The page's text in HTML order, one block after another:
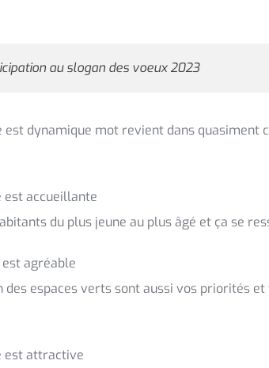
au slogan des voeux 2023
est dynamique mot revient dans quasiment
est accueillante
du plus jeune au plus âgé et ça se
agréable
des espaces verts sont aussi vos priorités
est attractive